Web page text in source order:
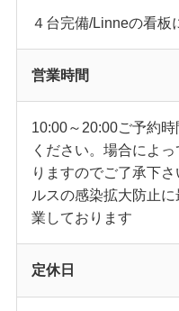
４台完備/Linneの看板
営業時間
10:00～20:00ご予約
ください。場合によ
りますのでご了承下
ルスの感染拡大防止
業しております
定休日